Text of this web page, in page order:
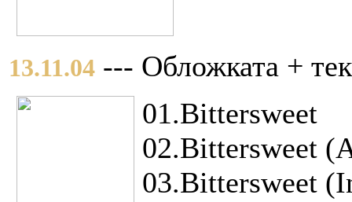
13.11.04 --- Обложката +
01.Bittersweet
02.Bittersweet
03.Bittersweet